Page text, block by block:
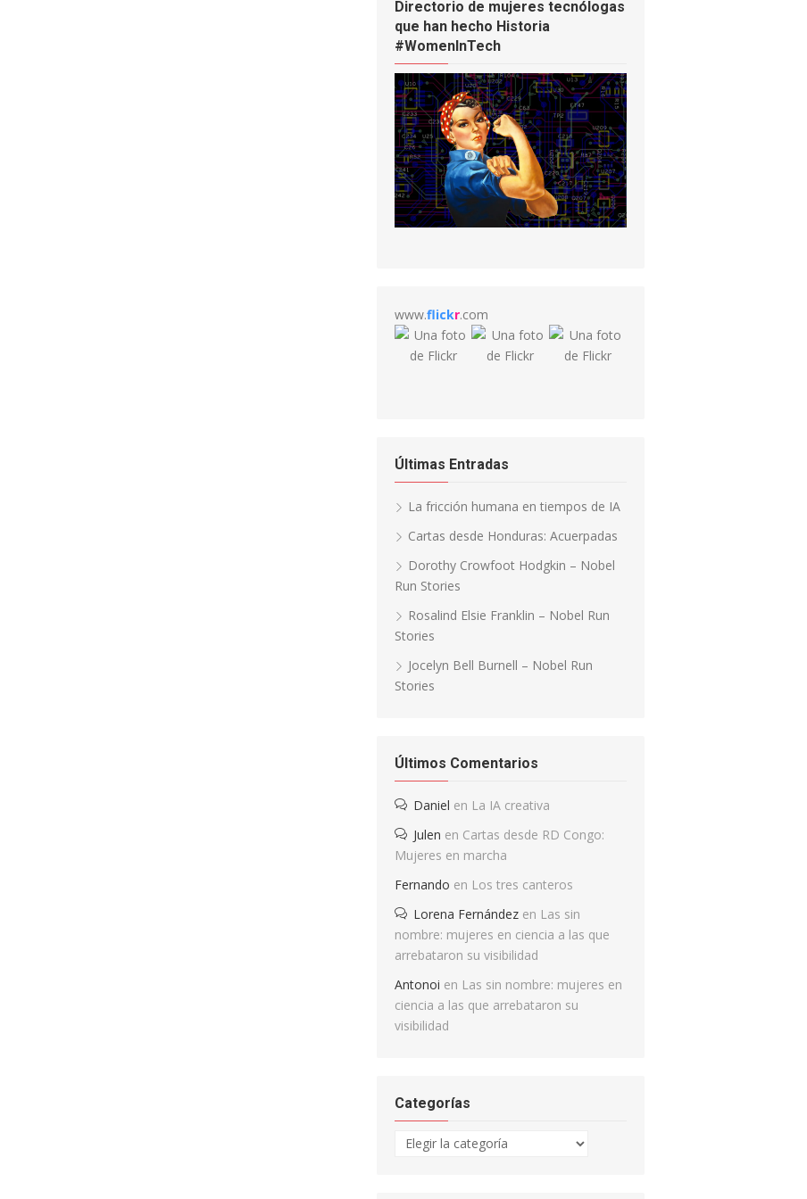
Directorio de mujeres tecnólogas
que han hecho Historia
#WomenInTech
www.flickr.com
Últimas Entradas
La fricción humana en tiempos de IA
Cartas desde Honduras: Acuerpadas
Dorothy Crowfoot Hodgkin – Nobel
Run Stories
Rosalind Elsie Franklin – Nobel Run
Stories
Jocelyn Bell Burnell – Nobel Run
Stories
Últimos Comentarios
Daniel en La IA creativa
Julen en Cartas desde RD Congo:
Mujeres en marcha
Fernando en Los tres canteros
Lorena Fernández en Las sin
nombre: mujeres en ciencia a las que
arrebataron su visibilidad
Antonoi en Las sin nombre: mujeres en
ciencia a las que arrebataron su
visibilidad
Categorías
Categorías